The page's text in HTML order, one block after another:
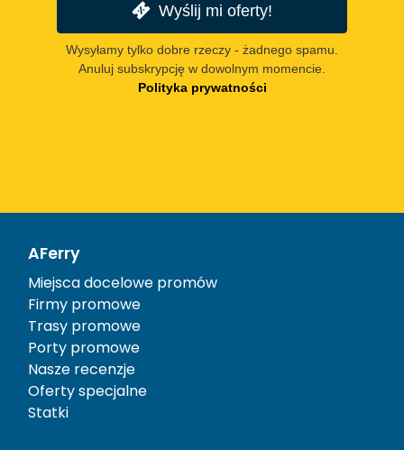
Wyślij mi oferty!
Wysyłamy tylko dobre rzeczy - żadnego spamu.
Anuluj subskrypcję w dowolnym momencie.
Polityka prywatności
AFerry
Miejsca docelowe promów
Firmy promowe
Trasy promowe
Porty promowe
Nasze recenzje
Oferty specjalne
Statki